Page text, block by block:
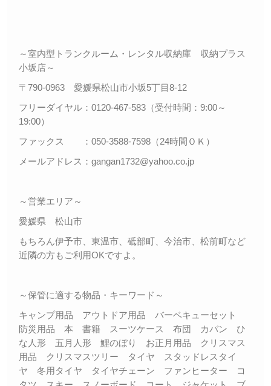
～室内型トランクルーム・レンタル収納庫 収納プラス
小坂店～
〒790-0963 愛媛県松山市小坂5丁目8-12
フリーダイヤル：0120-467-583（受付時間：9:00～
19:00）
ファックス ：050-3588-7598（24時間ＯＫ）
メールアドレス：gangan1732@yahoo.co.jp
～営業エリア～
愛媛県 松山市
もちろん伊予市、東温市、砥部町、今治市、松前町など
近隣の方もご利用OKですよ。
～保管に適する物品・キーワード～
キャンプ用品 アウトドア用品 バーベキューセット
防災用品 本 書籍 スーツケース 布団 カバン ひ
な人形 五月人形 鯉のぼり お正月用品 クリスマス
用品 クリスマスツリー タイヤ スタッドレスタイ
ヤ 冬用タイヤ タイヤチェーン ファンヒーター コ